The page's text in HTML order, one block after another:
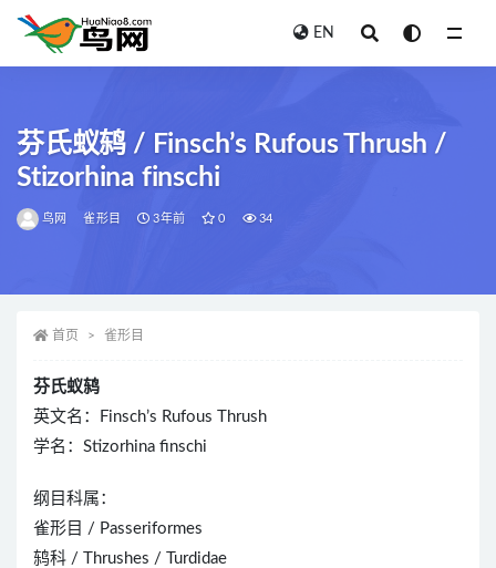
EN
芬氏蚁鸫 / Finsch’s Rufous Thrush /
Stizorhina finschi
鸟网 雀形目 3年前 0 34
首页 雀形目
芬氏蚁鸫
英文名：Finsch’s Rufous Thrush
学名：Stizorhina finschi
纲目科属：
雀形目 / Passeriformes
鸫科 / Thrushes / Turdidae